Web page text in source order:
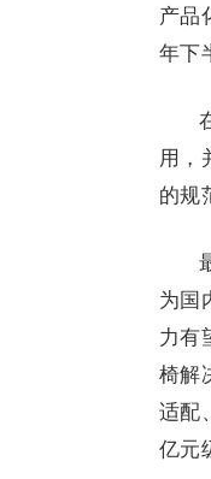
产品
年下
用，
的规
为国
力有
椅解
适配
亿元